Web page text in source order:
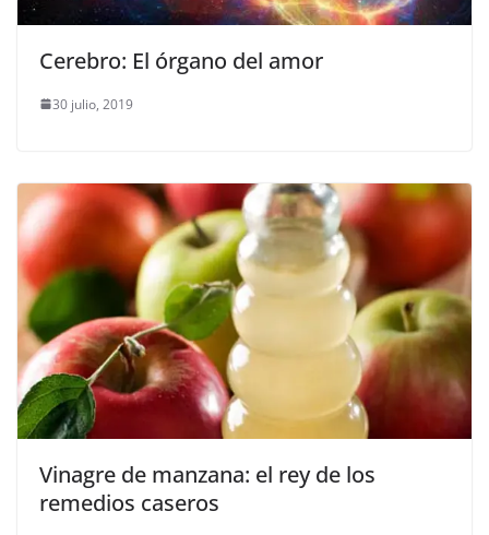
Cerebro: El órgano del amor
30 julio, 2019
Vinagre de manzana: el rey de los
remedios caseros